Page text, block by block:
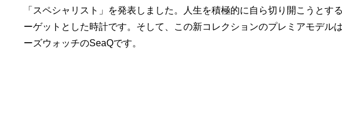
「スペシャリスト」を発表しました。人生を積極的に自ら切り開こうとす
ーゲットとした時計です。そして、この新コレクションのプレミアモデル
ーズウォッチのSeaQです。